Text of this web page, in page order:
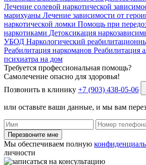
Лечение солевой наркотической
марихуаны Лечение зависимости от
наркотической ломки Помощь при
наркотиками Детоксикация
УБОД Наркологический
Реабилитация наркоманов Реабилитация
психиатра на дом
Требуется профессиональная помощь?
Самолечение опасно для здоровья!
Позвонить в клинику +7 (903) 438-05-06
или оставьте ваши данные, и мы вам
Перезвоните мне
Мы обеспечиваем полную
личности